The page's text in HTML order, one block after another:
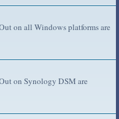
on all Windows platforms are
on Synology DSM are